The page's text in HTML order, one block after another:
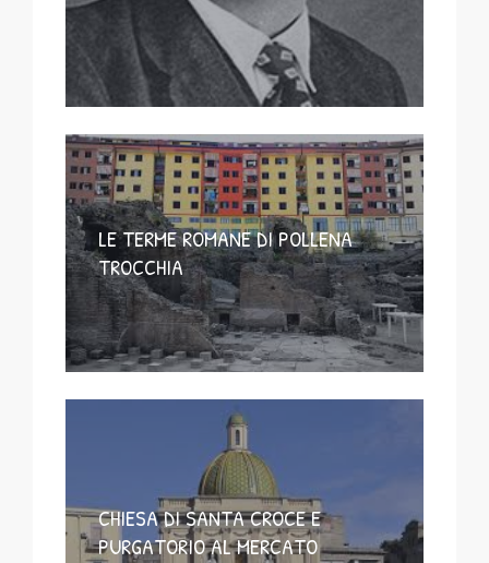
LE TERME ROMANE DI POLLENA
TROCCHIA
CHIESA DI SANTA CROCE E
PURGATORIO AL MERCATO